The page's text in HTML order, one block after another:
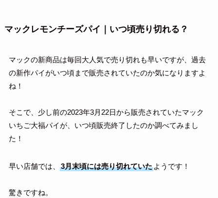
マックレモンチーズパイ｜いつ頃売り切れる？
マックの新商品は毎回大人気で売り切れも早いですが、過去
の新作パイがいつ頃まで販売されていたのか気になりますよ
ね！
そこで、少し前の2023年3月22日から販売されていたマック
いちご大福パイが、いつ頃販売終了したのか調べてみまし
た！
早い店舗では、 3月末頃には売り切れていたようです！
驚きですね。